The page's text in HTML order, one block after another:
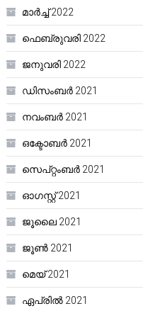
മാർച്ച്‌ 2022
ഫെബ്രുവരി 2022
ജനുവരി 2022
ഡിസംബർ 2021
നവംബർ 2021
ഒക്ടോബർ 2021
സെപ്റ്റംബർ 2021
ഓഗസ്റ്റ്‌ 2021
ജൂലൈ 2021
ജൂൺ 2021
മെയ്‌ 2021
ഏപ്രിൽ 2021